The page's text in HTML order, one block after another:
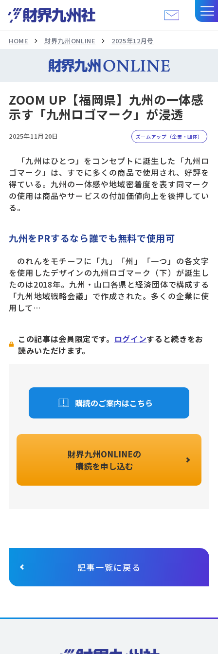
HOME 財界九州ONLINE 2025年12月号
ZOOM UP【福岡県】九州の一体感
示す「九州ロゴマーク」が浸透
2025年11月20日 ズームアップ（企業・団体）
「九州はひとつ」をコンセプトに誕生した「九州ロ
ゴマーク」は、すでに多くの商品で使用され、好評を
得ている。九州の一体感や地域密着度を表す同マーク
の使用は商品やサービスの付加価値向上を後押してい
る。
九州をPRするなら誰でも無料で使用可
のれんをモチーフに「九」「州」「一つ」の各文字
を使用したデザインの九州ロゴマーク（下）が誕生し
たのは2018年。九州・山口各県と経済団体で構成する
「九州地域戦略会議」で作成された。多くの企業に使
用して…
この記事は会員限定です。 ログインすると続きをお
読みいただけます。
購読のご案内はこちら
財界九州ONLINEの
購読を申し込む
記事一覧に戻る